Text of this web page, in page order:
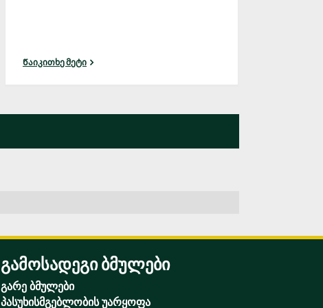
Წაიკითხე მეტი
გამოსადეგი ბმულები
გარე ბმულები
პასუხისმგებლობის უარყოფა